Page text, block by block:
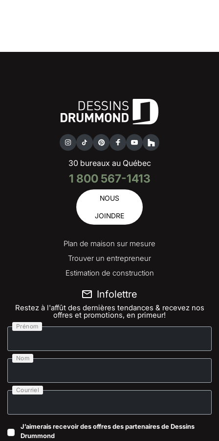
30 bureaux au Québec
1 800 567-1413
NOUS
JOINDRE
Plan de maison sur mesure
Trouver un entrepreneur
Estimation de construction
Infolettre
Restez à l'affût des dernières tendances & recevez nos
offres et promotions, en primeur!
Prénom
Nom
Courriel
J’aimerais recevoir des offres des partenaires de Dessins
Drummond